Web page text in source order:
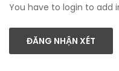
You have to login to add
ĐĂNG NHẬN XÉT